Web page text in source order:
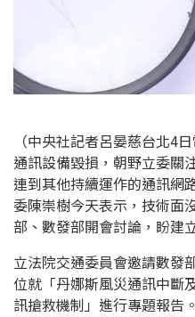
（中央社記者呂晏慈台北4
通訊設備毀損，朝野立委關
連到其他持續運作的通訊網
委陳崇樹今天表示，技術面
部、數發部開會討論，盼建
立法院交通委員會邀請數發
位就「丹娜斯風災通訊中斷
訊搶救機制」進行專題報告。